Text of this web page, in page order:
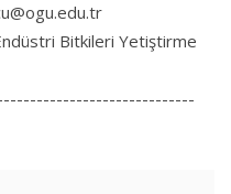
Bitkileri Yetiştirme